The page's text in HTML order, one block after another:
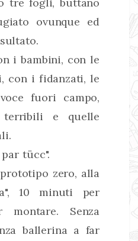
ovunque ed
i bambini, con le
con i fidanzati, le
fuori campo,
e quelle
tücc".
zero, alla
10 minuti per
Senza
ballerina a far